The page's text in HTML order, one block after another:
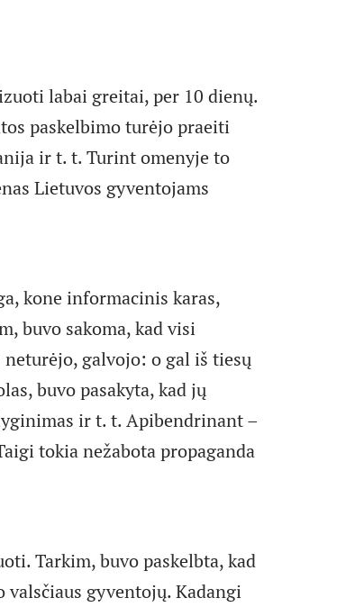
labai greitai, per 10 dienų.
paskelbimo turėjo praeiti
ir t. t. Turint omenyje to
Lietuvos gyventojams
kone informacinis karas,
buvo sakoma, kad visi
neturėjo, galvojo: o gal iš tiesų
buvo pasakyta, kad jų
ir t. t. Apibendrinant –
tokia nežabota propaganda
Tarkim, buvo paskelbta, kad
valsčiaus gyventojų. Kadangi